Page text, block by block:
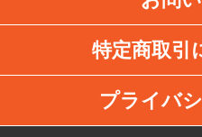
特定商取引
プライバ